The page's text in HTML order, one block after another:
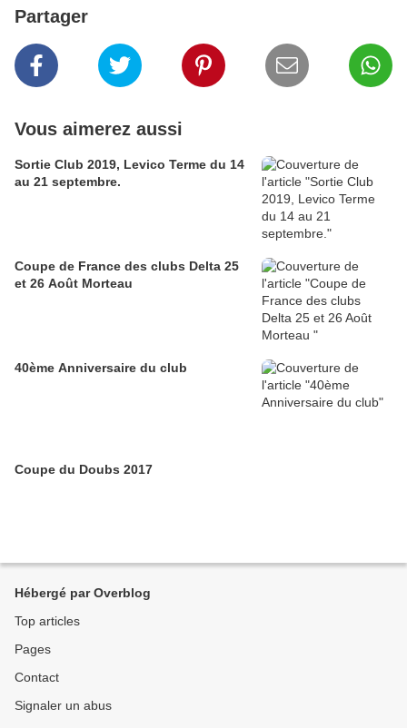
Partager
Vous aimerez aussi
Sortie Club 2019, Levico Terme du 14
au 21 septembre.
Coupe de France des clubs Delta 25
et 26 Août Morteau
40ème Anniversaire du club
Coupe du Doubs 2017
Hébergé par Overblog
Top articles
Pages
Contact
Signaler un abus